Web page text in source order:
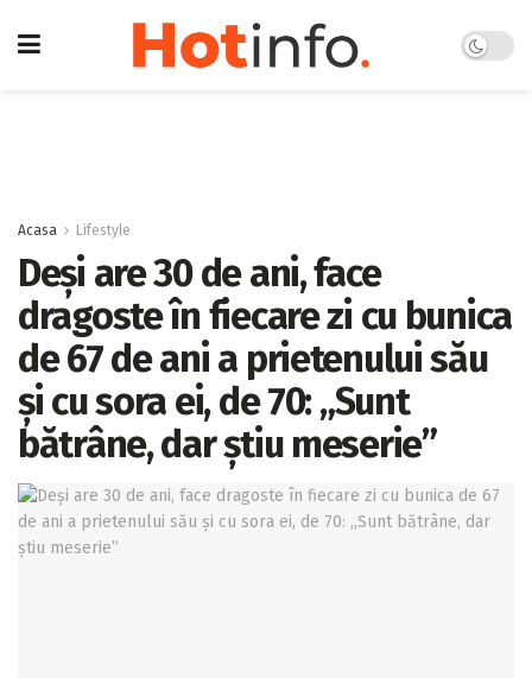
Acasa Lifestyle
Deși are 30 de ani, face
dragoste în fiecare zi cu bunica
de 67 de ani a prietenului său
și cu sora ei, de 70: „Sunt
bătrâne, dar știu meserie”